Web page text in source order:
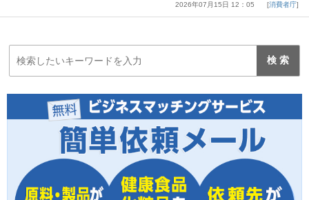
2026年07月15日 12：05 消費者庁